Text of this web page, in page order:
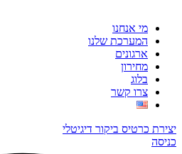
מי אנחנו
המערכת שלנו
ארגונים
מחירון
בלוג
צרו קשר
יצירת כרטיס ביקור דיגיטלי
כניסה